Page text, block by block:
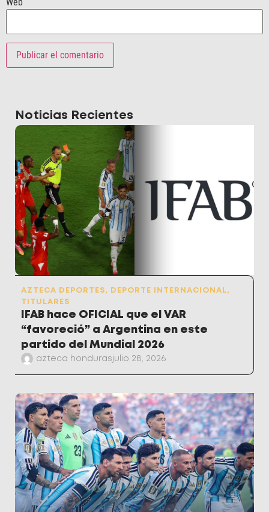
Noticias Recientes
AZTECA DEPORTES, DEPORTE INTERNACIONAL,
TITULARES
IFAB hace OFICIAL que el VAR
“favoreció” a Argentina en este
partido del Mundial 2026
azteca hondurasjulio 28, 2026